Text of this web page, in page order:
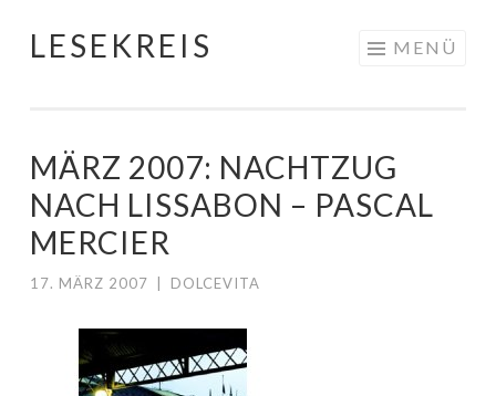
Springe
LESEKREIS MENÜ
MÄRZ 2007: NACHTZUG
NACH LISSABON – PASCAL
MERCIER
17. MÄRZ 2007 DOLCEVITA